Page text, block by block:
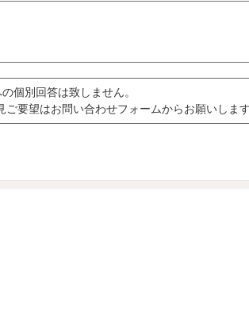
個別回答は致しません。
ご要望はお問い合わせフォームからお願いします